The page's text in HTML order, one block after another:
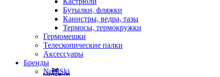
Бутылки, фляжки
Канистры, ведра, тазы
Термосы, термокружки
Гермомешки
Телескопические палки
Аксессуары
Бренды
NordSki